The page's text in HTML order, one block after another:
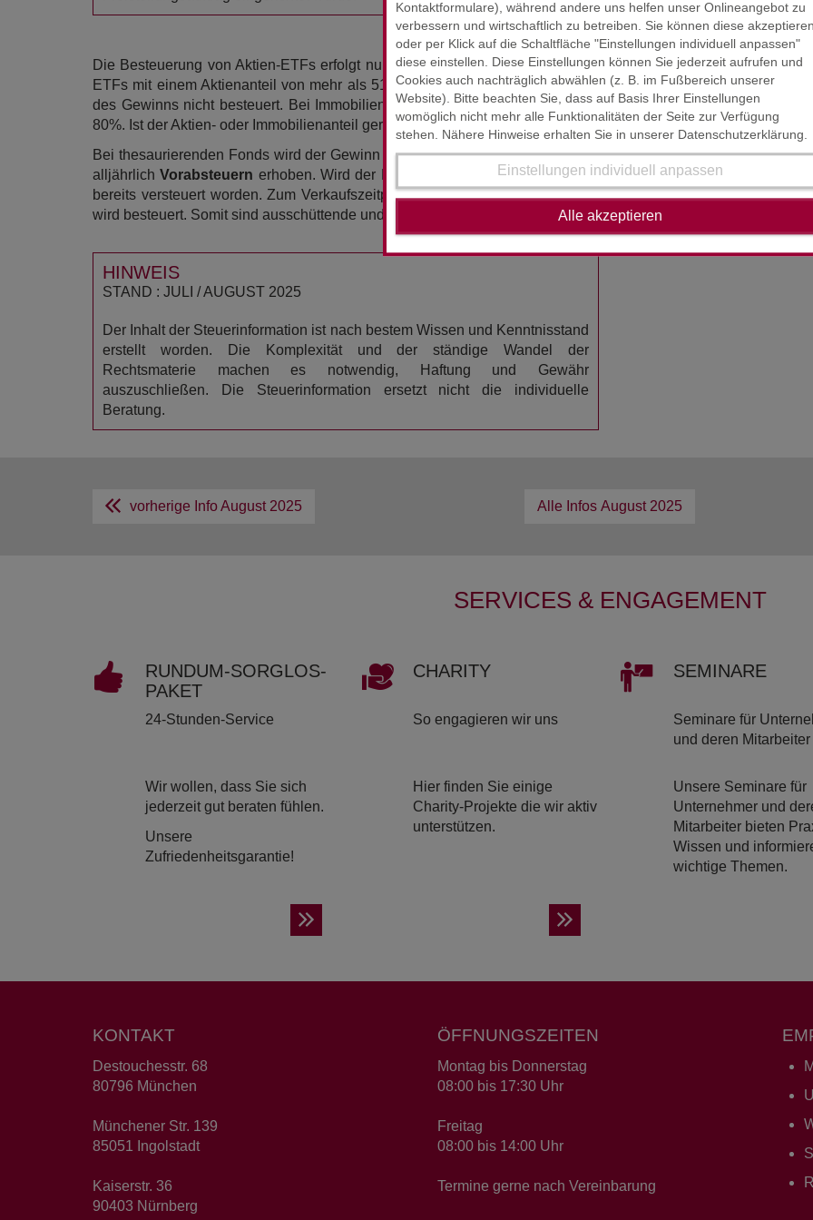
Kontaktformulare), während andere uns helfen unser Onlineangebot zu
verbessern und wirtschaftlich zu betreiben. Sie können diese akzeptieren
oder per Klick auf die Schaltfläche "Einstellungen individuell anpassen"
diese einstellen. Diese Einstellungen können Sie jederzeit aufrufen und
Cookies auch nachträglich abwählen (z. B. im Fußbereich unserer
Website). Bitte beachten Sie, dass auf Basis Ihrer Einstellungen
womöglich nicht mehr alle Funktionalitäten der Seite zur Verfügung
stehen. Nähere Hinweise erhalten Sie in unserer Datenschutzerklärung.
Einstellungen individuell anpassen
Alle akzeptieren
Die Besteuerung von Aktien-ETFs erfolgt nur ausschnittsweise, denn je nach Art des Fonds wird ein
ETFs mit einem Aktienanteil von mehr als 51% bleiben 30% des Gewinns steuerfrei. Bei Mischfonds mit
des Gewinns nicht besteuert. Bei Immobilienfonds mit mehr als der Hälfte Immobilien sind 60% des
80%. Ist der Aktien- oder Immobilienanteil geringer, gibt es keine Gewinnfreistellung. Für Anleihen-ETFs oder
Bei thesaurierenden Fonds wird der Gewinn einbehalten und direkt wieder angelegt. Damit die Besteuerung
alljährlichVorabsteuern erhoben. Wird der Fonds eines Tages - unter Umständen nach jahrzehntelanger
bereits versteuert worden. Zum Verkaufszeitpunkt werden von der Abgeltungssteuer dann die entrichteten
wird besteuert. Somit sind ausschüttende und thesaurierende ETFs am Ende steuerlich gleichgestellt.
HINWEIS
STAND : JULI / AUGUST 2025
Der Inhalt der Steuerinformation ist nach bestem Wissen und Kenntnisstand
erstellt worden. Die Komplexität und der ständige Wandel der
Rechtsmaterie machen es notwendig, Haftung und Gewähr
auszuschließen. Die Steuerinformation ersetzt nicht die individuelle
Beratung.
vorherige InfoAugust 2025 Alle Infos August 2025
SERVICES & ENGAGEMENT
RUND­UM-SORG­LOS-
PAKET
24-Stunden-Service
Wir wollen, dass Sie sich
jederzeit gut beraten fühlen.
Unsere
Zufriedenheitsgarantie!
CHA­RI­TY
So engagieren wir uns
Hier finden Sie einige
Charity-Projekte die wir aktiv
unterstützen.
SE­MI­NA­RE
Seminare für
und deren Mitarbeiter
Unsere Seminare für
Unternehmer und
Mitarbeiter bieten
Wissen und
wichtige Themen.
KONTAKT
Destouchesstr. 68
80796 München
Münchener Str. 139
85051 Ingolstadt
Kaiserstr. 36
90403 Nürnberg
ÖFFNUNGSZEITEN
Montag bis Donnerstag
08:00 bis 17:30 Uhr
Freitag
08:00 bis 14:00 Uhr
Termine gerne nach Vereinbarung